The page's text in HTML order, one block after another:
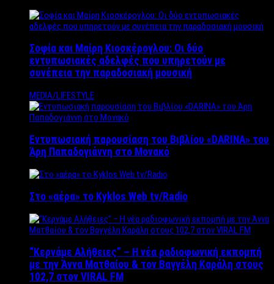
Σοφία και Μαίρη Κιοσκέρογλου: Οι δύο
εντυπωσιακές αδελφές που υπηρετούν με
συνέπεια την παραδοσιακή μουσική
MEDIA/LIFESTYLE
Εντυπωσιακή παρουσίαση του Βιβλίου «DARINA» του
Άρη Παπαδογιάννη στο Μονακό
Στο «αέρα» το Kyklos Web tv/Radio
“Kερνάμε Αλήθειες” – Η νέα ραδιοφωνική εκπομπή
με την Άννα Ματθαίου & τον Βαγγέλη Καράλη στους
102,7 στον VIRAL FM